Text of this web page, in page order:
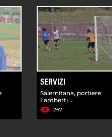
SERVIZI
Salernitana, portiere
Lamberti ...
267